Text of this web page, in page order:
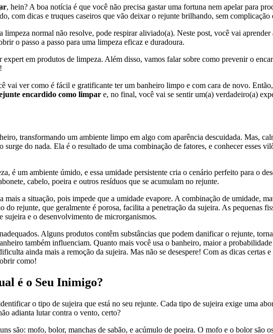
, hein? A boa notícia é que você não precisa gastar uma fortuna nem apelar para
com dicas e truques caseiros que vão deixar o rejunte brilhando, sem complicação
limpeza normal não resolve, pode respirar aliviado(a). Neste post, você vai
o passo a passo para uma limpeza eficaz e duradoura.
expert em produtos de limpeza. Além disso, vamos falar sobre como prevenir o
vai ver como é fácil e gratificante ter um banheiro limpo e com cara de novo.
encardido como limpar e, no final, você vai se sentir um(a) verdadeiro(a)
transformando um ambiente limpo em algo com aparência descuidada. Mas,
do nada. Ela é o resultado de uma combinação de fatores, e conhecer esses
é um ambiente úmido, e essa umidade persistente cria o cenário perfeito para o
cabelo, poeira e outros resíduos que se acumulam no rejunte.
a situação, pois impede que a umidade evapore. A combinação de umidade,
rejunte, que geralmente é porosa, facilita a penetração da sujeira. As pequenas
sujeira e o desenvolvimento de microrganismos.
Alguns produtos contêm substâncias que podem danificar o rejunte,
também influenciam. Quanto mais você usa o banheiro, maior a
ainda mais a remoção da sujeira. Mas não se desespere! Com as dicas certas
como!
é o Seu Inimigo?
o tipo de sujeira que está no seu rejunte. Cada tipo de sujeira exige uma
adianta lutar contra o vento, certo?
são: mofo, bolor, manchas de sabão, e acúmulo de poeira. O mofo e o bolor são